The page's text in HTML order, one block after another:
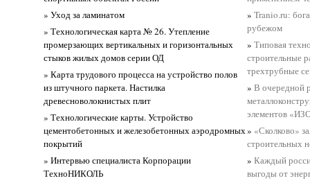
» Уход за ламинатом
» Технологическая карта № 26. Утепление
промерзающих вертикальных и горизонтальных
стыков жилых домов серии ОД
» Карта трудового процесса на устройство полов
из штучного паркета. Настилка
древесноволокнистых плит
» Технологические карты. Устройство
цементобетонных и железобетонных аэродромных
покрытий
» Интервью специалиста Корпорации
ТехноНИКОЛЬ
»Tranio.ru:
рубежом
»Типовая
строительные
трехтрубные
»В очередной
элементов
» «Сколково»
строительных
»Каждый
выгоды от